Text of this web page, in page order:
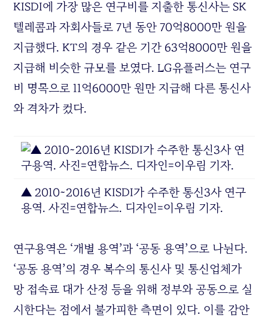
KISDI에 가장 많은 연구비를 지출한 통신사는 SK
텔레콤과 자회사들로 7년 동안 70억8000만 원을
지급했다. KT의 경우 같은 기간 63억8000만 원을
지급해 비슷한 규모를 보였다. LG유플러스는 연구
비 명목으로 11억6000만 원만 지급해 다른 통신사
와 격차가 컸다.
▲ 2010~2016년 KISDI가 수주한 통신3사 연구
용역. 사진=연합뉴스. 디자인=이우림 기자.
연구용역은 ‘개별 용역’과 ‘공동 용역’으로 나뉜다.
‘공동 용역’의 경우 복수의 통신사 및 통신업체가
망 접속료 대가 산정 등을 위해 정부와 공동으로 실
시한다는 점에서 불가피한 측면이 있다. 이를 감안